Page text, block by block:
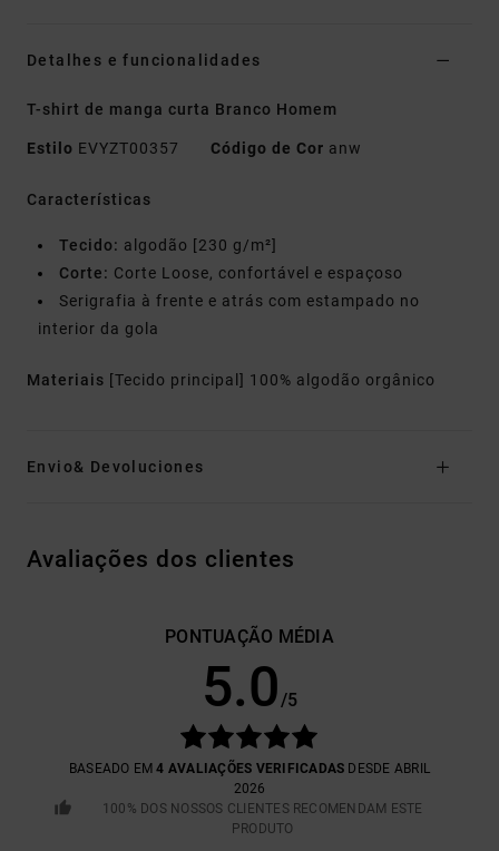
Detalhes e funcionalidades
T-shirt de manga curta Branco Homem
Estilo EVYZT00357 Código de Cor anw
Características
Tecido: algodão [230 g/m²]
Corte: Corte Loose, confortável e espaçoso
Serigrafia à frente e atrás com estampado no
interior da gola
Materiais [Tecido principal] 100% algodão orgânico
Envio& Devoluciones
Avaliações dos clientes
PONTUAÇÃO MÉDIA
5.0/5
BASEADO EM4 AVALIAÇÕES VERIFICADAS DESDE ABRIL
2026
100% DOS NOSSOS CLIENTES RECOMENDAM ESTE
PRODUTO